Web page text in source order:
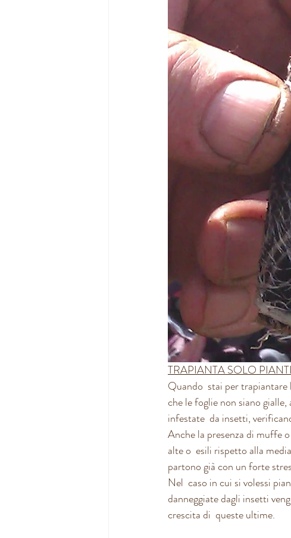
TRAPIANTA SOLO
Quando  stai per trapiantare
che le foglie non siano
infestate  da insetti,
Anche la presenza di muffe
alte o  esili rispetto alla
partono già con un forte
Nel  caso in cui si volessi
danneggiate dagli insetti
crescita di  queste ultime.